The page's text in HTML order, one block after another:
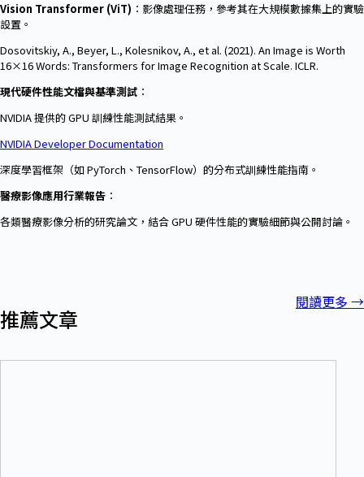
Vision Transformer (ViT) ：影像處理任務，參考其在大規模數據集上的實驗
設置。
Dosovitskiy, A., Beyer, L., Kolesnikov, A., et al. (2021). An Image is Worth
16×16 Words: Transformers for Image Recognition at Scale. ICLR.
現代硬件性能文檔與基準測試 ：
NVIDIA 提供的 GPU 訓練性能測試結果。
NVIDIA Developer Documentation
深度學習框架（如 PyTorch、TensorFlow）的分布式訓練性能指南。
醫療影像應用行業報告 ：
各類醫療影像分析的研究論文，結合 GPU 硬件性能的實驗細節與公開討論。
推薦文章
閱讀更多 →